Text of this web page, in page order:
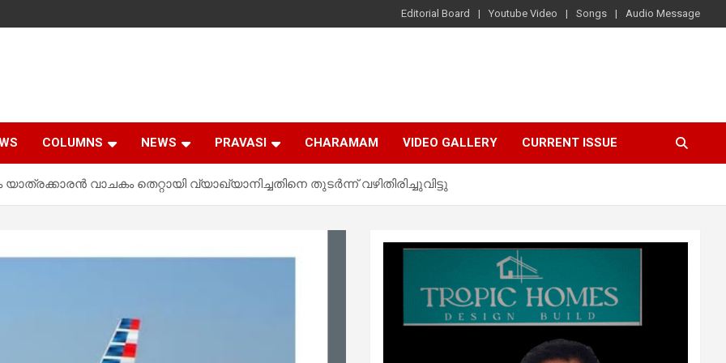
Editorial Board Youtube Video Songs Audio Message
COLUMNS NEWS PRAVASI CHARAMAM VIDEO GALLERY CURRENT ISSUE
വാചകം തെറ്റായി വ്യാഖ്യാനിച്ചതിനെ തുടർന്ന് വഴിതിരിച്ചുവിട്ടു